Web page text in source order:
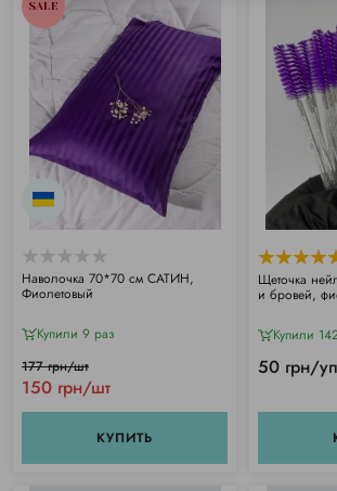
SALE
Наволочка 70*70 см САТИН,
Фиолетовый
Купили 9 раз
150 грн/шт
177 грн/шт
КУПИТЬ
Щеточка
и бровей,
Купили
50 грн/уп